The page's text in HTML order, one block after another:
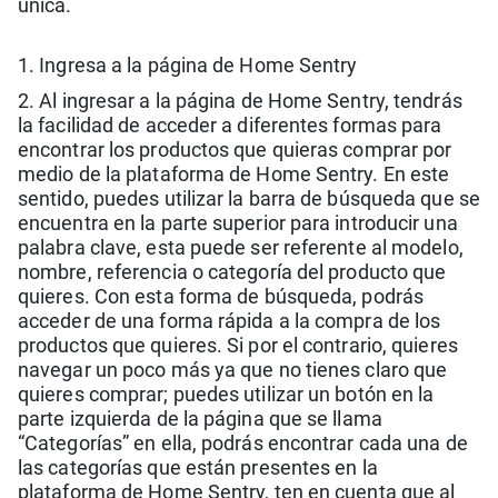
única.
1. Ingresa a la página de Home Sentry
2. Al ingresar a la página de Home Sentry, tendrás
la facilidad de acceder a diferentes formas para
encontrar los productos que quieras comprar por
medio de la plataforma de Home Sentry. En este
sentido, puedes utilizar la barra de búsqueda que se
encuentra en la parte superior para introducir una
palabra clave, esta puede ser referente al modelo,
nombre, referencia o categoría del producto que
quieres. Con esta forma de búsqueda, podrás
acceder de una forma rápida a la compra de los
productos que quieres. Si por el contrario, quieres
navegar un poco más ya que no tienes claro que
quieres comprar; puedes utilizar un botón en la
parte izquierda de la página que se llama
“Categorías” en ella, podrás encontrar cada una de
las categorías que están presentes en la
plataforma de Home Sentry, ten en cuenta que al